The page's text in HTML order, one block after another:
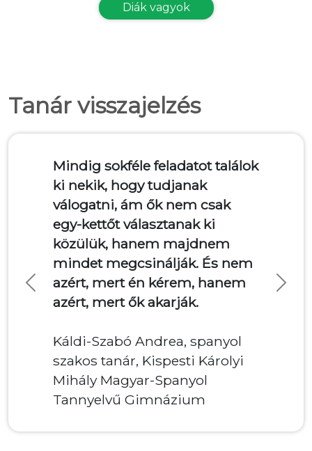
Diák vagyok
Tanár visszajelzés
sokféle feladatot találok
hogy tudjanak
ám ők nem csak
kettőt választanak ki
hanem majdnem
megcsinálják. És nem
mert én kérem, hanem
mert ők akarják.
Szabó Andrea, spanyol
tanár, Kispesti Károlyi
Magyar-Spanyol
Gimnázium
A diákok sokkal
a tanulási utat
sajátjuknak
folyamatát
pillanatnyi
kreativitásukat,
a választható
Tóth Rita,
tanár, Eötvös
Gimnázium, Tata
Previous Next